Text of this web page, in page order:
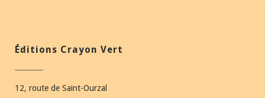
Éditions Crayon Vert
12, route de Saint-Ourzal